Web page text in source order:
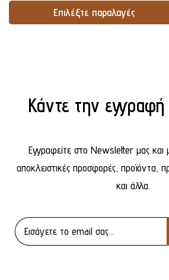
Επιλέξτε παραλαγές
Κάντε την
Εγγραφείτε στο Newsletter μας και
αποκλειστικές προσφορές, προϊόντα,
και άλλα.